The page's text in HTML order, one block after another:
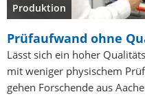
Produktion
Prüfaufwand ohne
Lässt sich ein hoher
mit weniger physischem
gehen Forschende aus